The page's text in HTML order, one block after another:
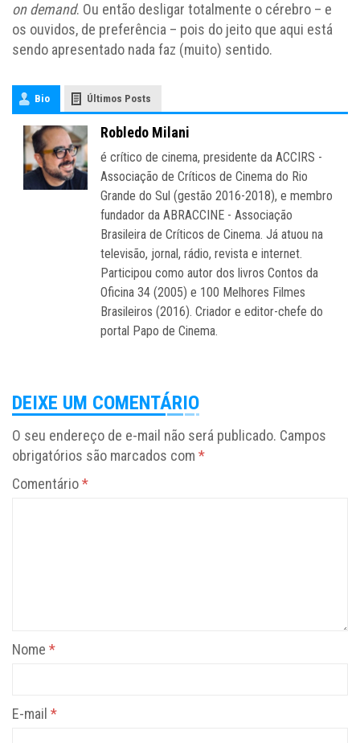
on demand. Ou então desligar totalmente o cérebro – e
os ouvidos, de preferência – pois do jeito que aqui está
sendo apresentado nada faz (muito) sentido.
Bio Últimos Posts
Robledo Milani
é crítico de cinema, presidente da ACCIRS -
Associação de Críticos de Cinema do Rio
Grande do Sul (gestão 2016-2018), e membro
fundador da ABRACCINE - Associação
Brasileira de Críticos de Cinema. Já atuou na
televisão, jornal, rádio, revista e internet.
Participou como autor dos livros Contos da
Oficina 34 (2005) e 100 Melhores Filmes
Brasileiros (2016). Criador e editor-chefe do
portal Papo de Cinema.
DEIXE UM COMENTÁRIO
O seu endereço de e-mail não será publicado. Campos
obrigatórios são marcados com *
Comentário*
Nome *
E-mail *